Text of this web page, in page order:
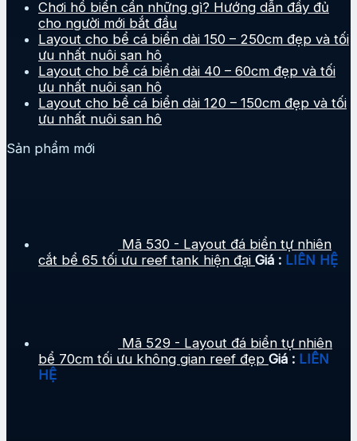
Chơi hồ biển cần những gì? Hướng dẫn đầy đủ
cho người mới bắt đầu
Layout cho bể cá biển dài 150 – 250cm đẹp và tối
ưu nhất nuôi san hô
Layout cho bể cá biển dài 40 – 60cm đẹp và tối
ưu nhất nuôi san hô
Layout cho bể cá biển dài 120 – 150cm đẹp và tối
ưu nhất nuôi san hô
Sản phẩm mới
Mã 530 - Layout đá biển tự nhiên
cắt bể 65 tối ưu reef tank hiện đại Giá : LIÊN HỆ
Mã 529 - Layout đá biển tự nhiên
bể 70cm tối ưu không gian reef đẹp Giá : LIÊN
HỆ